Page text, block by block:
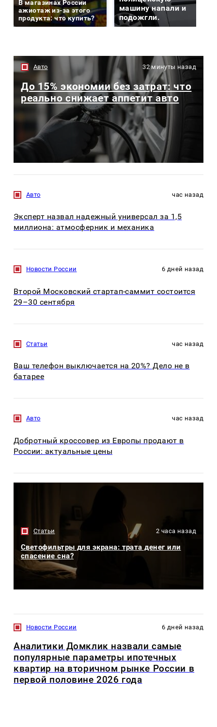
В магазинах России
ажиотаж из-за этого
продукта: что купить?
машину напали и
подожгли.
Авто 32 минуты назад
До 15% экономии без затрат: что
реально снижает аппетит авто
Авто час назад
Эксперт назвал надежный универсал за 1,5
миллиона: атмосферник и механика
Новости России 6 дней назад
Второй Московский стартап-саммит состоится
29–30 сентября
Статьи час назад
Ваш телефон выключается на 20%? Дело не в
батарее
Авто час назад
Добротный кроссовер из Европы продают в
России: актуальные цены
Статьи 2 часа назад
Светофильтры для экрана: трата денег или
спасение сна?
Новости России 6 дней назад
Аналитики Домклик назвали самые
популярные параметры ипотечных
квартир на вторичном рынке России в
первой половине 2026 года